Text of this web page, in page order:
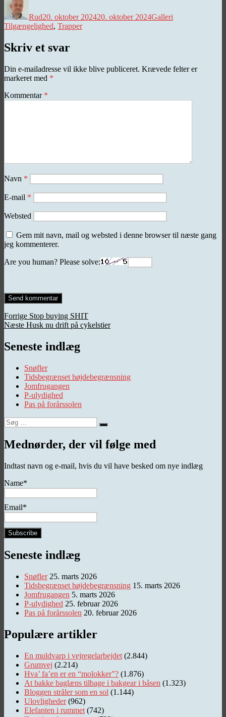
Rud20. oktober 202420. oktober 2024Galleri
Tilgængelighed, Trapper
Skriv et svar
Din e-mailadresse vil ikke blive publiceret. Krævede felter er
markeret med *
Kommentar *
Navn *
E-mail *
Websted
Gem mit navn, mail og websted i denne browser til næste gang
jeg kommenterer.
Are you human? Please solve:
Indlægsnavigation
Forrige Forrige
indlæg:
Stop buying SHIT
Næste Næste
Husk nu drift på cykelstier
Seneste indlæg
Snøfler
Tidsbegrænset højdebegrænsning
Jomfrugangen
P-ulydighed
Pas på forårssolen
Søg
efter:
Søg
Mednørder, der vil følge med
Indtast navn og e-mail, hvis du vil have besked om nye indlæg
Name*
Email*
Seneste indlæg
Snøfler 25. marts 2026
Tidsbegrænset højdebegrænsning 15. marts 2026
Jomfrugangen 5. marts 2026
P-ulydighed 25. februar 2026
Pas på forårssolen 20. februar 2026
Populære artikler
En muldvarp i vejregelarbejdet (2.844)
Grumvej (2.214)
Hva’ fa’en er en “molokker”? (1.876)
At bakke baglæns tilbage i bakgear i båsen (1.323)
Bloggen stråler som en sol (1.144)
Ulovligheder (962)
Elefanten i rummet (742)